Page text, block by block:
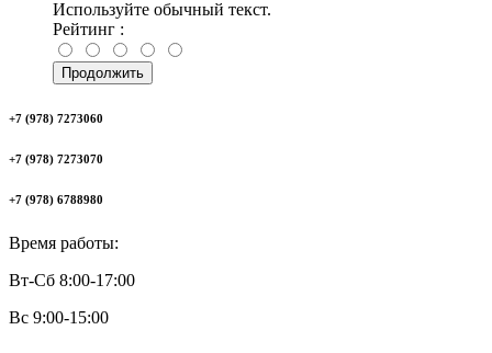
Используйте обычный текст.
Рейтинг :
Продолжить
+7 (978) 7273060
+7 (978) 7273070
+7 (978) 6788980
Время работы:
Вт-Сб 8:00-17:00
Вс 9:00-15:00